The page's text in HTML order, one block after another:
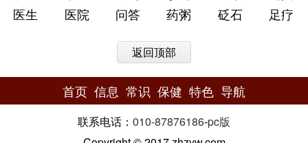
医生
医院 问答 药粥 砭石 足疗
返回顶部
首页 信息 常识 保健 特色 导航
联系电话： 010-87876186-pc版